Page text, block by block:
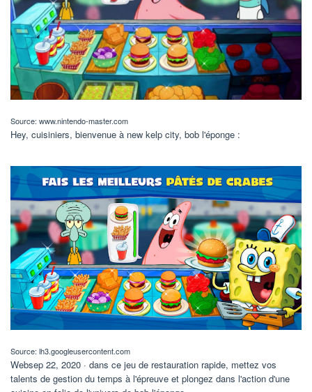
Source: www.nintendo-master.com
Hey, cuisiniers, bienvenue à new kelp city, bob l'éponge :
Source: lh3.googleusercontent.com
Websep 22, 2020 · dans ce jeu de restauration rapide, mettez vos
talents de gestion du temps à l'épreuve et plongez dans l'action d'une